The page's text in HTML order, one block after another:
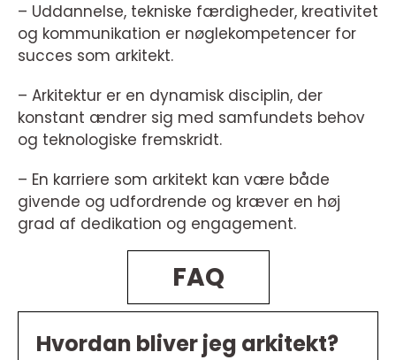
– Uddannelse, tekniske færdigheder, kreativitet
og kommunikation er nøglekompetencer for
succes som arkitekt.
– Arkitektur er en dynamisk disciplin, der
konstant ændrer sig med samfundets behov
og teknologiske fremskridt.
– En karriere som arkitekt kan være både
givende og udfordrende og kræver en høj
grad af dedikation og engagement.
FAQ
Hvordan bliver jeg arkitekt?